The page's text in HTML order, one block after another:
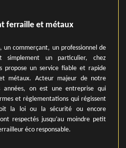
ferraille et métaux
un commerçant, un professionnel de
un particulier, chez
propose un service fiable et rapide
métaux. Acteur majeur de notre
années, on est une entreprise qui
et règlementations qui régissent
la loi ou la sécurité ou encore
respectés jusqu’au moindre petit
éco responsable.